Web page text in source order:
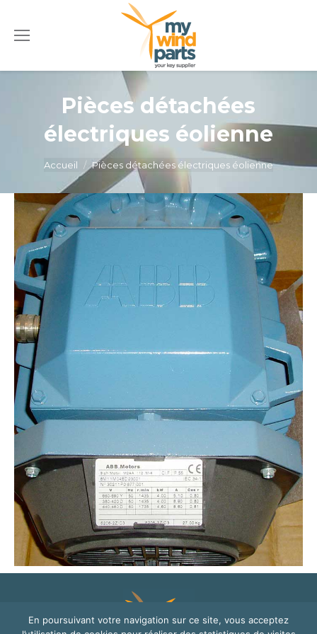
Pièces détachées
électriques éolienne
Vous êtes ici :
Accueil Pièces détachées électriques éolienne
En poursuivant votre navigation sur ce site, vous acceptez